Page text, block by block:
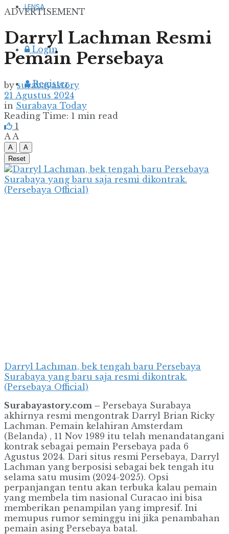
LENSA
Login
Register
ADVERTISEMENT
Darryl Lachman Resmi
Pemain Persebaya
by surabayastory
21 Agustus 2024
in Surabaya Today
Reading Time: 1 min read
1
A A
A
A
Reset
Darryl Lachman, bek tengah baru Persebaya
Surabaya yang baru saja resmi dikontrak.
(Persebaya Official)
Surabayastory.com – Persebaya Surabaya
akhirnya resmi mengontrak Darryl Brian Ricky
Lachman. Pemain kelahiran Amsterdam
(Belanda) , 11 Nov 1989 itu telah menandatangani
kontrak sebagai pemain Persebaya pada 6
Agustus 2024. Dari situs resmi Persebaya, Darryl
Lachman yang berposisi sebagai bek tengah itu
selama satu musim (2024-2025). Opsi
perpanjangan tentu akan terbuka kalau pemain
yang membela tim nasional Curacao ini bisa
memberikan penampilan yang impresif. Ini
memupus rumor seminggu ini jika penambahan
pemain asing Persebaya batal.